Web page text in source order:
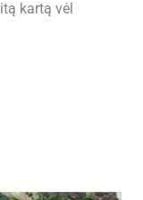
kartą vėl